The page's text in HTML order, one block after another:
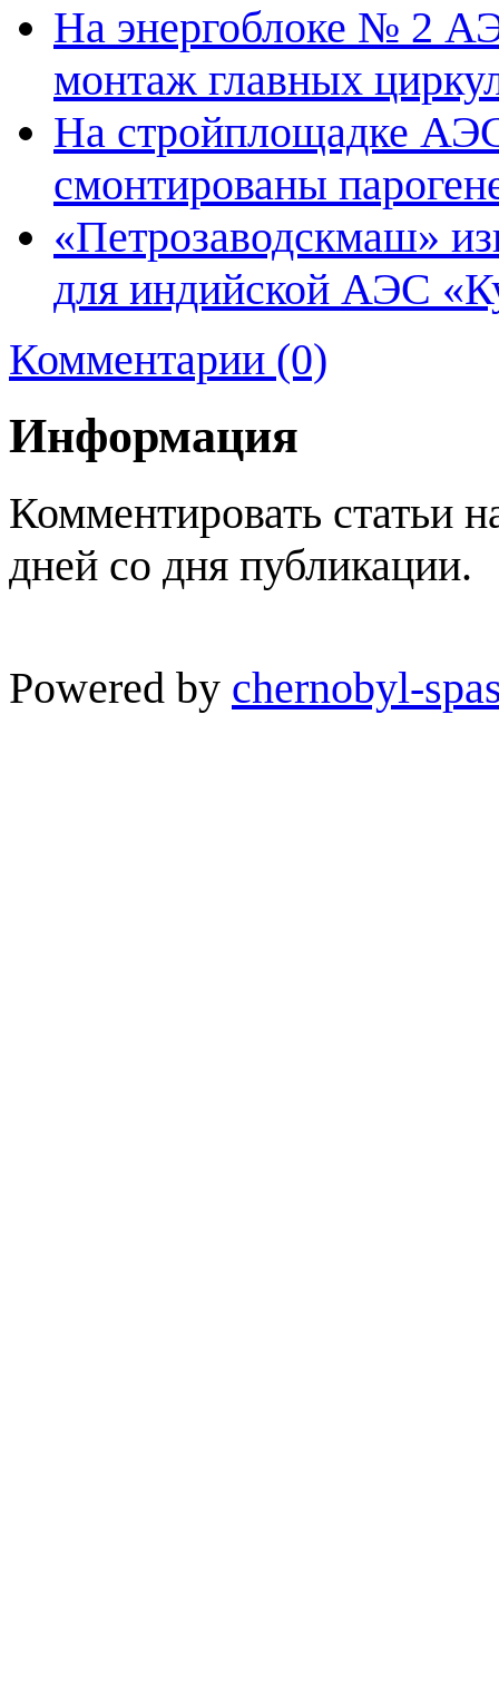
На энергоблоке № 2
монтаж главных
На стройплощадке
смонтированы
«Петрозаводскмаш»
для индийской АЭС
Комментарии (0)
Информация
Комментировать статьи
дней со дня публикации.
Powered by chernobyl-